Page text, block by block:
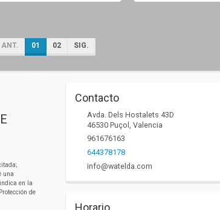
ANT. 01 02 SIG.
una
en la
de
Contacto
Avda. Dels Hostalets 43D
46530 Puçol , Valencia
961676163
644378178
info@watelda.com
Horario